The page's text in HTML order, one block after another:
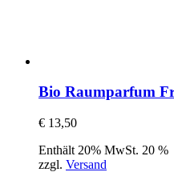
Bio Raumparfum
€ 13,50
Enthält 20% MwSt. 20 %
zzgl. Versand